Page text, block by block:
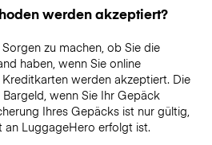
werden akzeptiert?
zu machen, ob Sie die
haben, wenn Sie online
werden akzeptiert. Die
wenn Sie Ihr Gepäck
Ihres Gepäcks ist nur gültig,
an LuggageHero erfolgt ist.